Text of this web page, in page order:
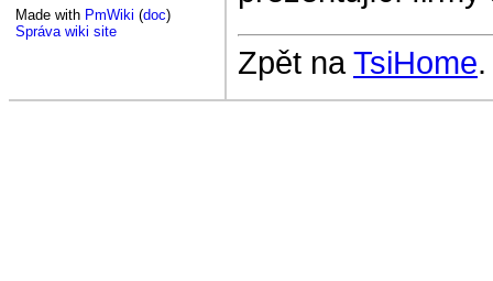
Made with PmWiki (doc)
Správa wiki site
Zpět naTsiHome.